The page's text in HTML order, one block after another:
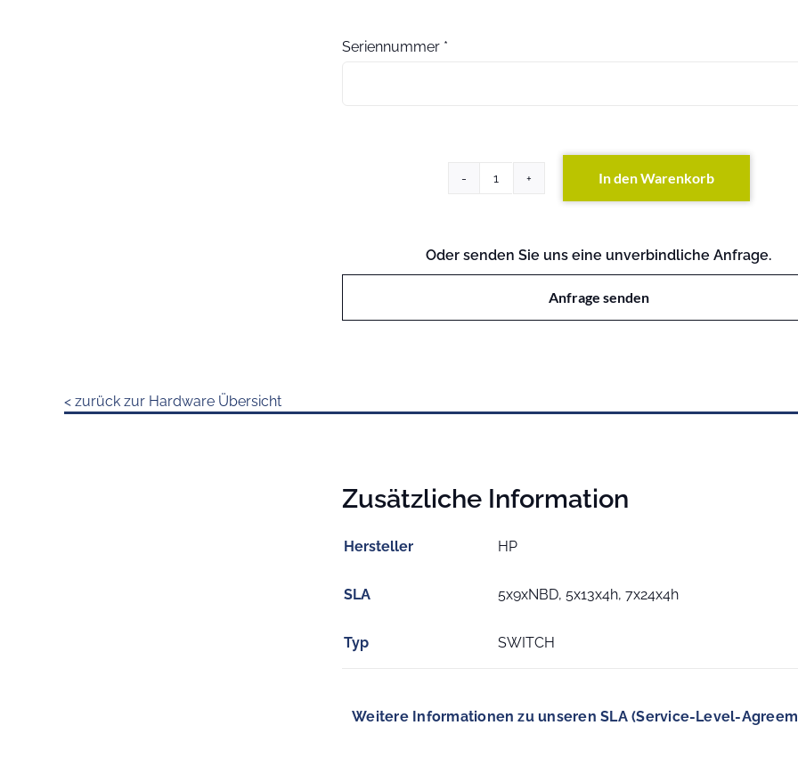
Seriennummer *
HP
Menge
In den Warenkorb
Oder senden Sie uns eine unverbindliche Anfrage.
Anfrage senden
< zurück zur Hardware Übersicht
Zusätzliche Information
Hersteller HP
SLA 5x9xNBD, 5x13x4h, 7x24x4h
Typ SWITCH
Weitere Informationen zu unseren SLA (Service-Level-